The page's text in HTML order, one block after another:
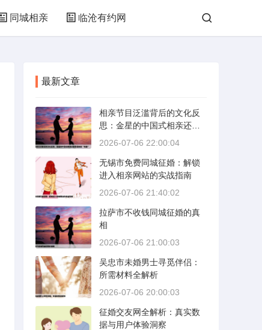
同城相亲 临沧有约网
最新文章
相亲节目泛滥背后的文化反
思：金星的中国式相亲还能
否保持其“完美”
2026-07-06 22:00:04
无锡市免费同城征婚：解锁
进入相亲网站的实战指南
2026-07-06 21:40:02
拉萨市不收钱同城征婚的真
相
2026-07-06 21:00:03
吴忠市未婚男士寻觅伴侣：
所需材料全解析
2026-07-06 20:00:03
征婚交友网全解析：真实数
据与用户体验洞察